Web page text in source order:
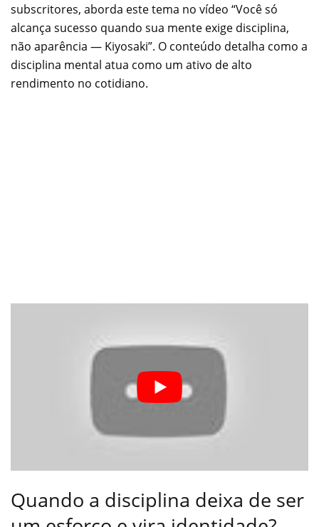
subscritores, aborda este tema no vídeo “Você só
alcança sucesso quando sua mente exige disciplina,
não aparência — Kiyosaki”. O conteúdo detalha como a
disciplina mental atua como um ativo de alto
rendimento no cotidiano.
Quando a disciplina deixa de ser